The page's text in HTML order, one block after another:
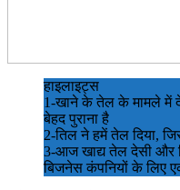
हाइलाइट्स
1-खाने के तेल के मामले में
बेहद पुराना है
2-तिल ने हमें तेल दिया,
3-आज खाद्य तेल देसी और
बिजनेस कंपनियों के लिए